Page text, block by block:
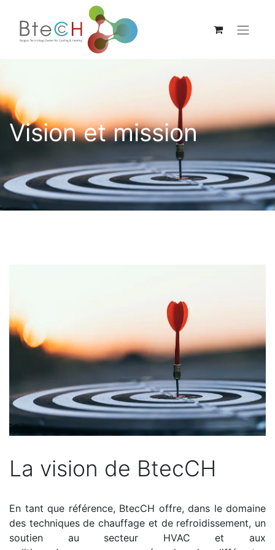
Vision et mission
La vision de BtecCH
En tant que référence, BtecCH offre, dans le domaine
des techniques de chauffage et de refroidissement, un
soutien au secteur HVAC et aux